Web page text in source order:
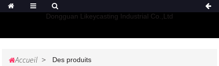
Dongguan Likeycasting Industrial Co.,Ltd
Accueil Des produits